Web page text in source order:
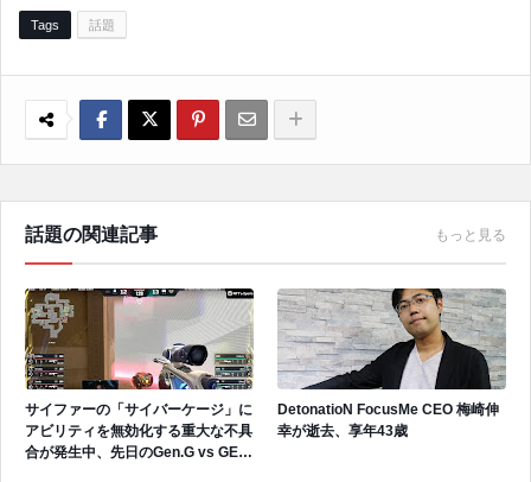
Tags 話題
話題の関連記事 もっと見る
サイファーの「サイバーケージ」に
アビリティを無効化する重大な不具
合が発生中、先日のGen.G vs GEで
DetonatioN FocusMe CEO 梅崎伸
幸が逝去、享年43歳